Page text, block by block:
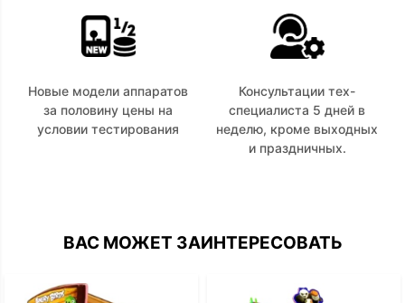
Новые модели аппаратов
за половину цены на
условии тестирования
Консультации тех-
специалиста 5 дней в
неделю, кроме выходных
и праздничных.
ВАС МОЖЕТ ЗАИНТЕРЕСОВАТЬ